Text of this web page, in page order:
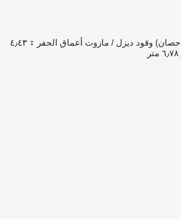
وقود ديزل / مازوت أعماق الحفر
٤٫٤٣
٦٫٧٨ متر